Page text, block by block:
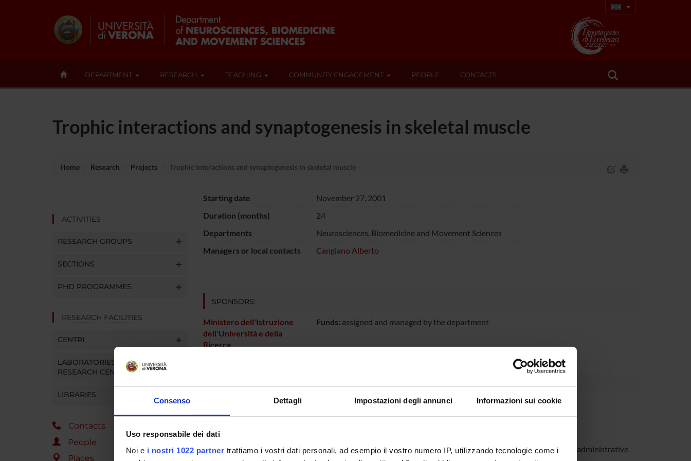
Consenso Dettagli Impostazioni degli annunci Informazioni sui cookie
Uso responsabile dei dati
Noi e i nostri 1022 partner trattiamo i vostri dati personali, ad esempio il vostro numero IP, utilizzando tecnologie come i
DEPARTMENT RESEARCH TEACHING COMMUNITY ENGAGEMENT PEOPLE CONTACTS
Trophic interactions and synaptogenesis in skeletal muscle
Home Research Projects Trophic interactions and synaptogenesis in skeletal muscle
ACTIVITIES
RESEARCH GROUPS
SECTIONS
PHD PROGRAMMES
RESEARCH FACILITIES
CENTRI
LABORATORIES AND
RESEARCH CENTRES
LIBRARIES
Contacts
People
Places
Starting date
November 27, 2001
Duration (months)
24
Departments
Neurosciences, Biomedicine and Movement Sciences
Managers or local contacts
Cangiano Alberto
SPONSORS:
Ministero dell'Istruzione
dell'Università e della
Ricerca
Funds: assigned and managed by the department
Mario Rosario Buffelli Full Professor
Alberto Cangiano
Daniele Molinari
Marco Veronese
Technical-administrative